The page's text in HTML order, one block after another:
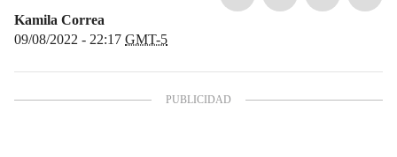
Kamila Correa
09/08/2022 - 22:17 GMT-5